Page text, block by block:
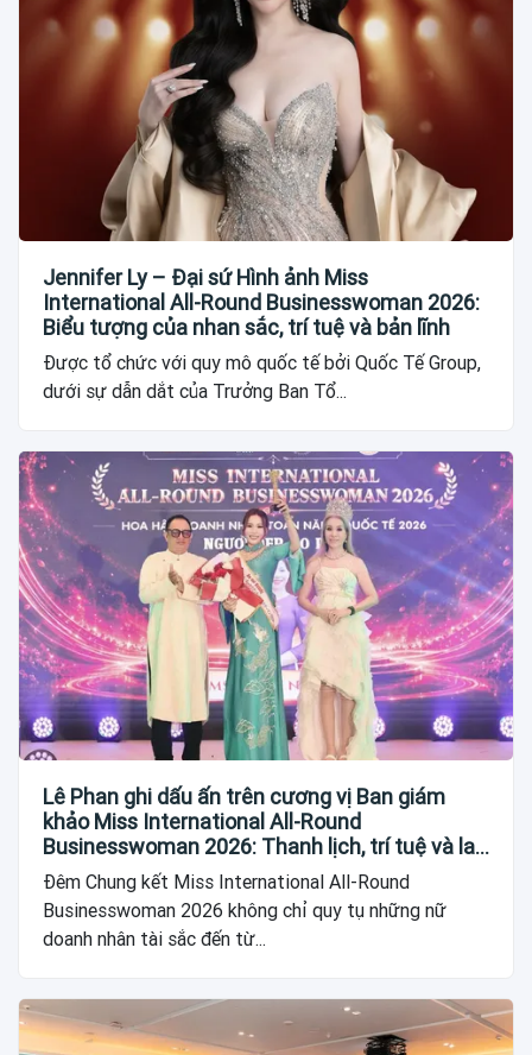
Jennifer Ly – Đại sứ Hình ảnh Miss
International All-Round Businesswoman 2026:
Biểu tượng của nhan sắc, trí tuệ và bản lĩnh
Được tổ chức với quy mô quốc tế bởi Quốc Tế Group,
dưới sự dẫn dắt của Trưởng Ban Tổ...
Lê Phan ghi dấu ấn trên cương vị Ban giám
khảo Miss International All-Round
Businesswoman 2026: Thanh lịch, trí tuệ và lan
tỏa giá trị của người phụ nữ hiện đại
Đêm Chung kết Miss International All-Round
Businesswoman 2026 không chỉ quy tụ những nữ
doanh nhân tài sắc đến từ...